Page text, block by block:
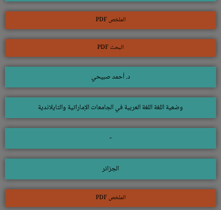
الملخص PDF
البحث PDF
د. أحمد صبيحي
وضعية اللغة اللغة العربية في الجامعات الإماراتية والتايلاندية
-
الجزائر
الملخص PDF